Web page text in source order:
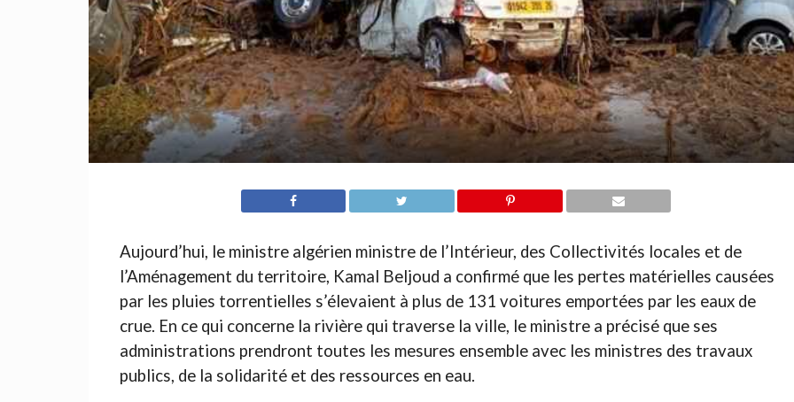
Aujourd’hui, le ministre algérien ministre de l’Intérieur, des Collectivités locales et de
l’Aménagement du territoire, Kamal Beljoud a confirmé que les pertes matérielles causées
par les pluies torrentielles s’élevaient à plus de 131 voitures emportées par les eaux de
crue. En ce qui concerne la rivière qui traverse la ville, le ministre a précisé que ses
administrations prendront toutes les mesures ensemble avec les ministres des travaux
publics, de la solidarité et des ressources en eau.